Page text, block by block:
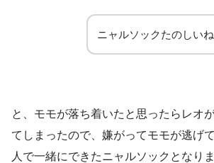
ニャルソックたのしい
と、モモが落ち着いたと思ったらレオ
てしまったので、嫌がってモモが逃げ
人で一緒にできたニャルソックとなりま